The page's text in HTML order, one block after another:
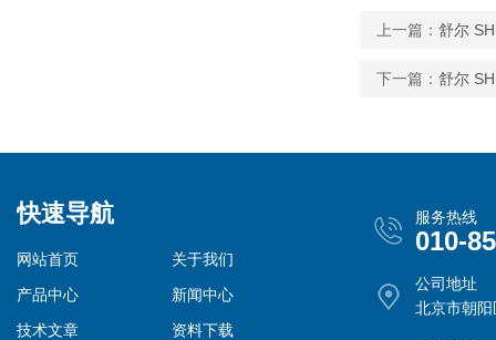
上一篇： 舒尔
下一篇： 舒尔
快速导航
网站首页
关于我们
产品中心
新闻中心
技术文章
资料下载
服务热线
010-
公司地址
北京市朝